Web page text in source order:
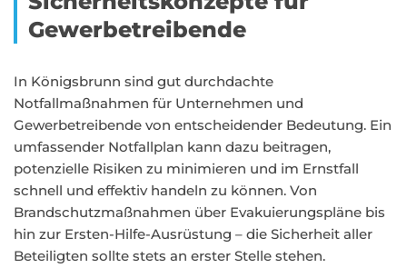
Gewerbetreibende
In Königsbrunn sind gut durchdachte
Notfallmaßnahmen für Unternehmen und
Gewerbetreibende von entscheidender Bedeutung. Ein
umfassender Notfallplan kann dazu beitragen,
potenzielle Risiken zu minimieren und im Ernstfall
schnell und effektiv handeln zu können. Von
Brandschutzmaßnahmen über Evakuierungspläne bis
hin zur Ersten-Hilfe-Ausrüstung – die Sicherheit aller
Beteiligten sollte stets an erster Stelle stehen.